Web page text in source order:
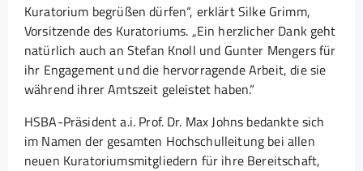
Kuratorium begrüßen dürfen“, erklärt Silke Grimm,
Vorsitzende des Kuratoriums. „Ein herzlicher Dank geht
natürlich auch an Stefan Knoll und Gunter Mengers für
ihr Engagement und die hervorragende Arbeit, die sie
während ihrer Amtszeit geleistet haben.“
HSBA-Präsident a.i. Prof. Dr. Max Johns bedankte sich
im Namen der gesamten Hochschulleitung bei allen
neuen Kuratoriumsmitgliedern für ihre Bereitschaft,